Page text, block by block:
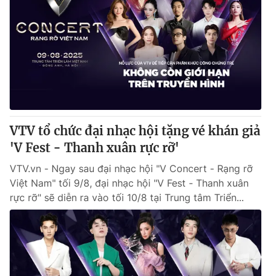
VTV tổ chức đại nhạc hội tặng vé khán giả
'V Fest - Thanh xuân rực rỡ'
VTV.vn - Ngay sau đại nhạc hội "V Concert - Rạng rỡ
Việt Nam" tối 9/8, đại nhạc hội "V Fest - Thanh xuân
rực rỡ" sẽ diễn ra vào tối 10/8 tại Trung tâm Triển...